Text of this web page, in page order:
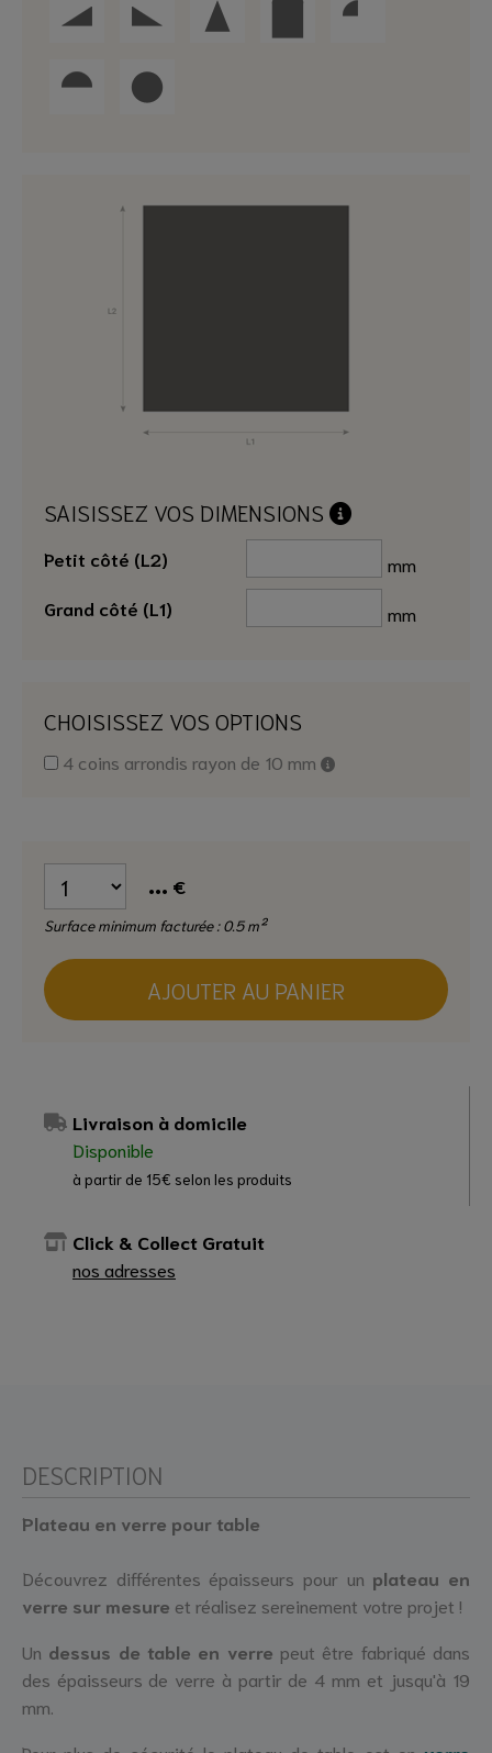
SAISISSEZ VOS DIMENSIONS
Petit côté (L2)
mm
Grand côté (L1)
mm
CHOISISSEZ VOS OPTIONS
4 coins arrondis rayon de 10 mm
... €
Surface minimum facturée : 0.5 m²
AJOUTER AU PANIER
Livraison à domicile
Disponible
à partir de 15€ selon les produits
Click & Collect Gratuit
nos adresses
DESCRIPTION
Plateau en verre pour table
Découvrez différentes épaisseurs pour un plateau en
verre sur mesure et réalisez sereinement votre projet !
Un dessus de table en verre peut être fabriqué dans
des épaisseurs de verre à partir de 4 mm et jusqu'à 19
mm.